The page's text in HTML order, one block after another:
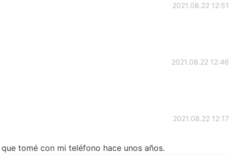
2021.08.22 12:51
2021.08.22 12:46
2021.08.22 12:17
tomé con mi teléfono hace unos años.